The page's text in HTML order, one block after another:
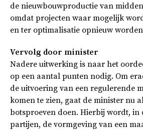
de nieuwbouwproductie van
omdat projecten waar mogelijk
en ter optimalisatie opnieuw
Vervolg door minister
Nadere uitwerking is naar het
op een aantal punten nodig. Om
de uitvoering van een regulerende
komen te zien, gaat de minister nu
botsproeven doen. Hierbij wordt, in
partijen, de vormgeving van een